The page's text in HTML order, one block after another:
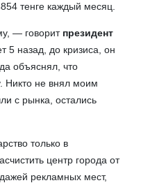
тенге каждый месяц.
— говорит президент
5 назад, до кризиса, он
объяснял, что
Никто не внял моим
с рынка, остались
только в
центр города от
рекламных мест,